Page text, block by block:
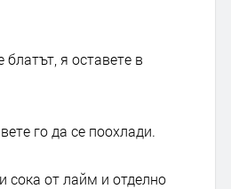
я оставете в
го да се поохлади.
сока от лайм и отделно